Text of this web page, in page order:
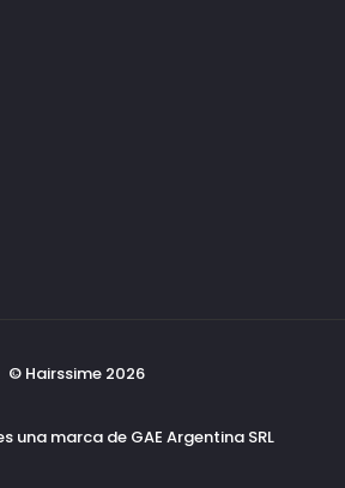
© Hairssime 2026
una marca de GAE Argentina SRL